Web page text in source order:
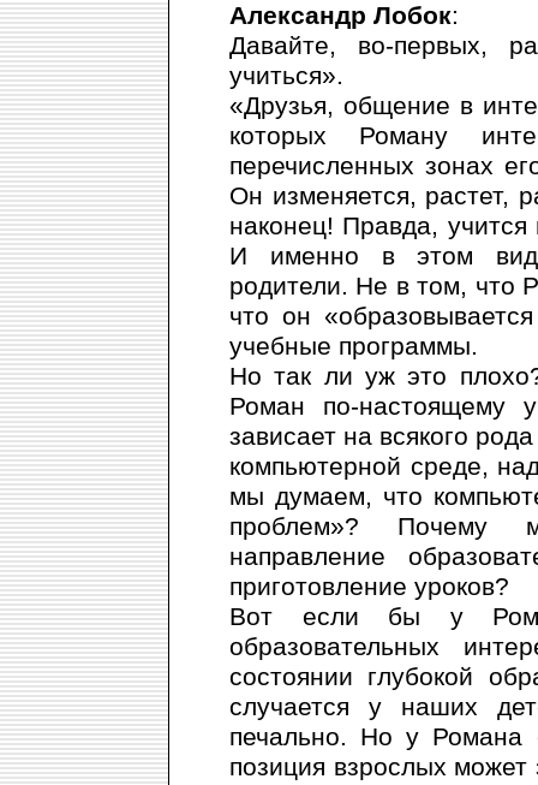
Александр Лобок:
Давайте, во-первых,
учиться».
«Друзья, общение в
которых Роману
перечисленных зонах
Он изменяется, растет,
наконец! Правда,
И именно в этом
родители. Не в том, что
что он
учебные программы.
Но так ли уж это
Роман по-настоящему
зависает на всякого
компьютерной среде,
мы думаем, что
проблем»? Почему
направление
приготовление уроков?
Вот если бы у
образовательных
состоянии глубокой
случается у наших
печально. Но у Романа
позиция взрослых может